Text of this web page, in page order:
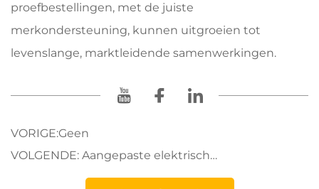
proefbestellingen, met de juiste
merkondersteuning, kunnen uitgroeien tot
levenslange, marktleidende samenwerkingen.
VORIGE:Geen
VOLGENDE: Aangepaste elektrische vorkheftruckoplossingen voor koelopslag